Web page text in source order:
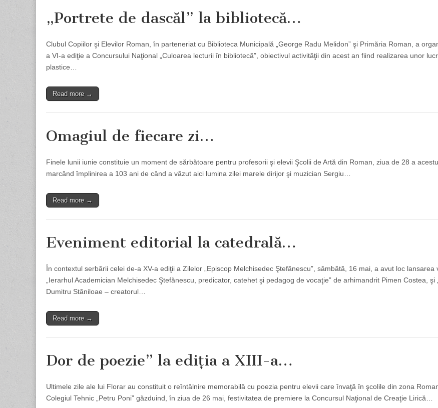
„Portrete de dascăl” la bibliotecă…
Clubul Copiilor şi Elevilor Roman, în parteneriat cu Biblioteca Municipală „George Radu Melidon” şi Primăria Roman, a
a VI-a ediţie a Concursului Naţional „Culoarea lecturii în bibliotecă”, obiectivul activităţii din acest an fiind realizarea unor
plastice…
Read more →
Omagiul de fiecare zi…
Finele lunii iunie constituie un moment de sărbătoare pentru profesorii şi elevii Şcolii de Artă din Roman, ziua de 28 a
marcând împlinirea a 103 ani de când a văzut aici lumina zilei marele dirijor şi muzician Sergiu…
Read more →
Eveniment editorial la catedrală…
În contextul serbării celei de-a XV-a ediţii a Zilelor „Episcop Melchisedec Ştefănescu”, sâmbătă, 16 mai, a avut loc lansarea
„Ierarhul Academician Melchisedec Ştefănescu, predicator, catehet şi pedagog de vocaţie” de arhimandrit Pimen Costea, şi
Dumitru Stăniloae – creatorul…
Read more →
Dor de poezie” la ediţia a XIII-a…
Ultimele zile ale lui Florar au constituit o reîntâlnire memorabilă cu poezia pentru elevii care învaţă în şcolile din zona
Colegiul Tehnic „Petru Poni” găzduind, în ziua de 26 mai, festivitatea de premiere la Concursul Naţional de Creaţie Lirică…